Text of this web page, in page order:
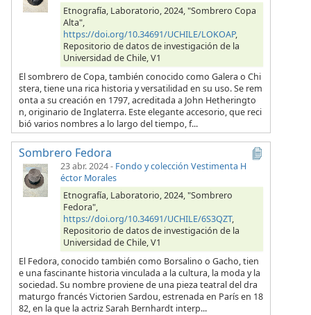
Etnografía, Laboratorio, 2024, "Sombrero Copa
Alta",
https://doi.org/10.34691/UCHILE/LOKOAP,
Repositorio de datos de investigación de la
Universidad de Chile, V1
El sombrero de Copa, también conocido como Galera o Chi
stera, tiene una rica historia y versatilidad en su uso. Se rem
onta a su creación en 1797, acreditada a John Hetheringto
n, originario de Inglaterra. Este elegante accesorio, que reci
bió varios nombres a lo largo del tiempo, f...
Sombrero Fedora
23 abr. 2024- Fondo y colección Vestimenta H
éctor Morales
Etnografía, Laboratorio, 2024, "Sombrero
Fedora",
https://doi.org/10.34691/UCHILE/6S3QZT,
Repositorio de datos de investigación de la
Universidad de Chile, V1
El Fedora, conocido también como Borsalino o Gacho, tien
e una fascinante historia vinculada a la cultura, la moda y la
sociedad. Su nombre proviene de una pieza teatral del dra
maturgo francés Victorien Sardou, estrenada en París en 18
82, en la que la actriz Sarah Bernhardt interp...